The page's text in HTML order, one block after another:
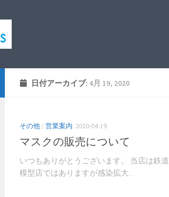
日付アーカイブ: 4月 19, 2020
その他 /営業案内 2020-04-19
マスクの販売について
いつもありがとうございます。 当店は鉄道
模型店ではありますが感染拡大...